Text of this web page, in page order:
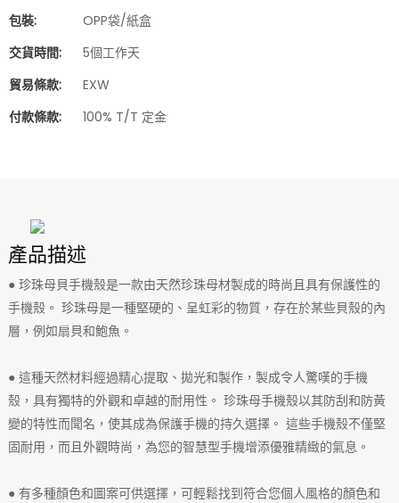
包裝:
OPP袋/紙盒
交貨時間:
5個工作天
貿易條款:
EXW
付款條款:
100% T/T 定金
產品描述
● 珍珠母貝手機殼是一款由天然珍珠母材製成的時尚且具有保護性的
手機殼。 珍珠母是一種堅硬的、呈虹彩的物質，存在於某些貝殼的內
層，例如扇貝和鮑魚。
● 這種天然材料經過精心提取、拋光和製作，製成令人驚嘆的手機
殼，具有獨特的外觀和卓越的耐用性。 珍珠母手機殼以其防刮和防黃
變的特性而聞名，使其成為保護手機的持久選擇。 這些手機殼不僅堅
固耐用，而且外觀時尚，為您的智慧型手機增添優雅精緻的氣息。
● 有多種顏色和圖案可供選擇，可輕鬆找到符合您個人風格的顏色和